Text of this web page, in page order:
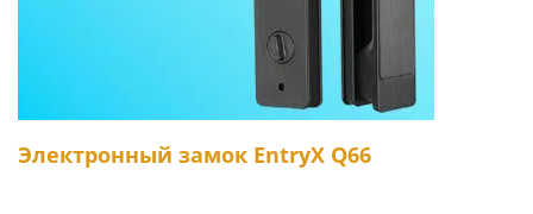
Электронный замок EntryX Q66